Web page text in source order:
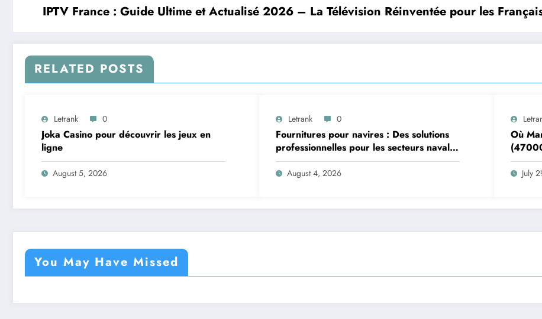
IPTV France : Guide Ultime et Actualisé 2026 – La Télévision Réinventée pour les
RELATED POSTS
Letrank 0
Joka Casino pour découvrir les jeux en
ligne
August 5, 2026
Letrank 0
Fournitures pour navires : Des solutions
professionnelles pour les secteurs naval
et offshore
August 4, 2026
Où
Pizza
July
You May Have Missed